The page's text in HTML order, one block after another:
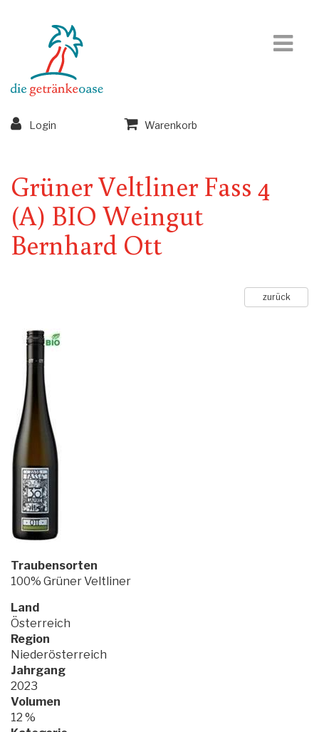
Login Warenkorb
Grüner Veltliner Fass 4
(A) BIO Weingut
Bernhard Ott
zurück
Traubensorten
100% Grüner Veltliner
Land
Österreich
Region
Niederösterreich
Jahrgang
2023
Volumen
12 %